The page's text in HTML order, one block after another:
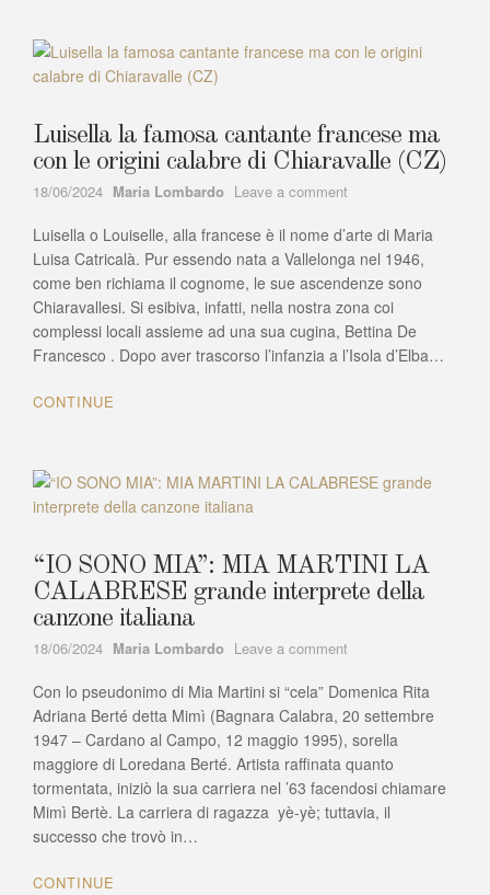
Luisella la famosa cantante francese ma
con le origini calabre di Chiaravalle (CZ)
18/06/2024 Author
Maria Lombardo Leave a comment
la
famosa
cantante
francese
ma
con
le
(CZ)
Luisella o Louiselle, alla francese è il nome d’arte di Maria
Luisa Catricalà. Pur essendo nata a Vallelonga nel 1946,
come ben richiama il cognome, le sue ascendenze sono
Chiaravallesi. Si esibiva, infatti, nella nostra zona coi
complessi locali assieme ad una sua cugina, Bettina De
Francesco . Dopo aver trascorso l’infanzia a l’Isola d’Elba…
CONTINUE
“IO SONO MIA”: MIA MARTINI LA
CALABRESE grande interprete della
canzone italiana
18/06/2024 Author
Maria Lombardo Leave a comment
SONO
MIA”:
MIA
MARTINI
LA
CALABRESE
grande
Con lo pseudonimo di Mia Martini si “cela” Domenica Rita
Adriana Berté detta Mimì (Bagnara Calabra, 20 settembre
1947 – Cardano al Campo, 12 maggio 1995), sorella
maggiore di Loredana Berté. Artista raffinata quanto
tormentata, iniziò la sua carriera nel ’63 facendosi chiamare
Mimì Bertè. La carriera di ragazza yè-yè; tuttavia, il
successo che trovò in…
CONTINUE